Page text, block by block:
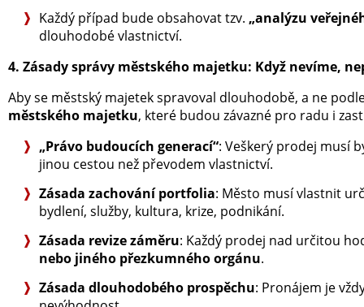
Každý případ bude obsahovat tzv. „analýzu
dlouhodobé vlastnictví.
4. Zásady správy městského majetku: Když nevíme,
Aby se městský majetek spravoval dlouhodobě, a ne
městského majetku, které budou závazné pro radu i
„Právo budoucích generací“: Veškerý prodej musí
jinou cestou než převodem vlastnictví.
Zásada zachování portfolia: Město musí vlastnit
bydlení, služby, kultura, krize, podnikání.
Zásada revize záměru: Každý prodej nad určitou
nebo jiného přezkumného orgánu.
Zásada dlouhodobého prospěchu: Pronájem je